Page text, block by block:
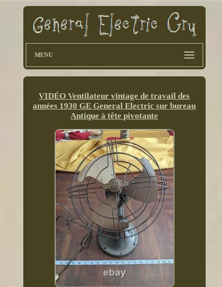
MENU
VIDÉO Ventilateur vintage de travail des
années 1930 GE General Electric sur bureau
Antique à tête pivotante